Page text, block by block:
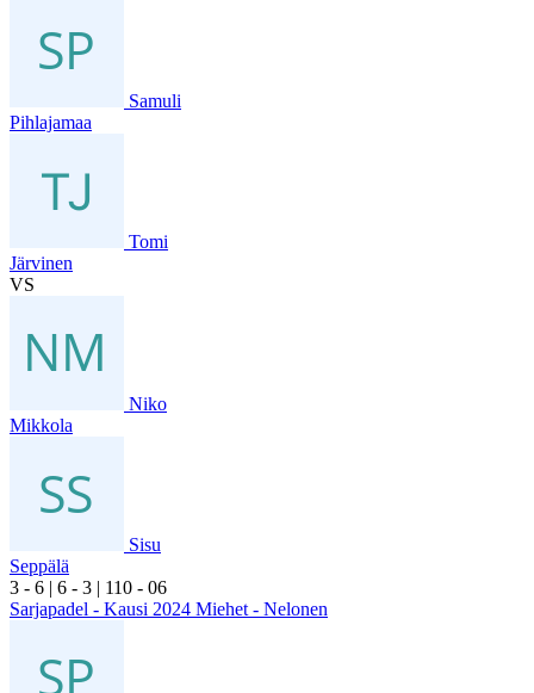
Samuli
Pihlajamaa
Tomi
Järvinen
VS
Niko
Mikkola
Sisu
Seppälä
3 - 6 | 6 - 3 | 110 - 06
Sarjapadel - Kausi 2024 Miehet - Nelonen